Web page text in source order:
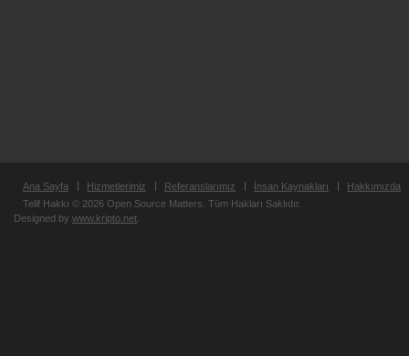
Ana Sayfa Hizmetlerimiz Referanslarımız İnsan Kaynakları
Hakkımızda
Telif Hakkı © 2026 Open Source Matters. Tüm Hakları Saklıdır.
Designed by www.kripto.net